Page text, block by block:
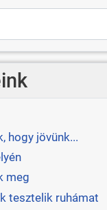
hogy jövünk...
meg
tesztelik ruhámat